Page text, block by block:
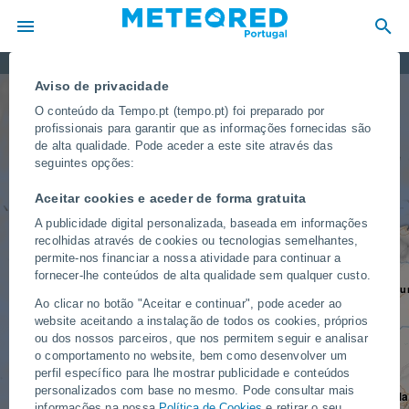
Aviso de privacidade
O conteúdo da Tempo.pt (tempo.pt) foi preparado por
profissionais para garantir que as informações fornecidas são
de alta qualidade. Pode aceder a este site através das
seguintes opções:
Aceitar cookies e aceder de forma gratuita
A publicidade digital personalizada, baseada em informações
recolhidas através de cookies ou tecnologias semelhantes,
permite-nos financiar a nossa atividade para continuar a
fornecer-lhe conteúdos de alta qualidade sem qualquer custo.
Ao clicar no botão "Aceitar e continuar", pode aceder ao
website aceitando a instalação de todos os cookies, próprios
ou dos nossos parceiros, que nos permitem seguir e analisar
o comportamento no website, bem como desenvolver um
perfil específico para lhe mostrar publicidade e conteúdos
personalizados com base no mesmo. Pode consultar mais
A Corunha
Porto
Oviedo
Salamanca
Valladolid